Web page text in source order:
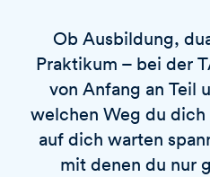
Ob Ausbildung,
Praktikum – bei der
von Anfang an Teil
welchen Weg du
auf dich warten
mit denen du nur